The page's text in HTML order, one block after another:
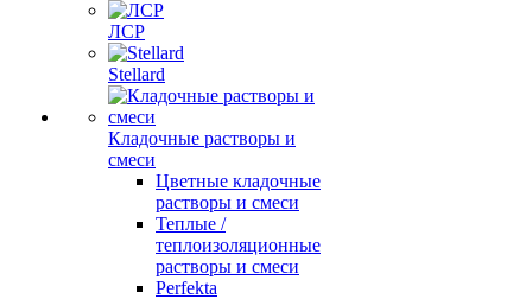
ЛСР
Stellard
Кладочные растворы и
смеси
Цветные кладочные
растворы и смеси
Теплые /
теплоизоляционные
растворы и смеси
Perfekta